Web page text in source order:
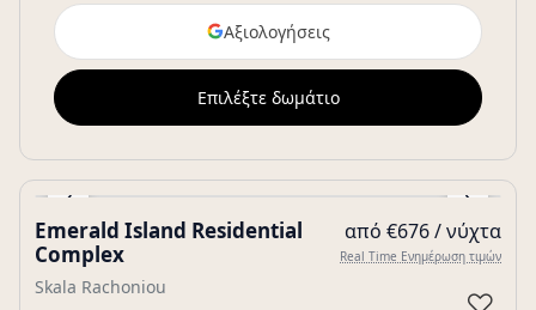
Αξιολογήσεις
Επιλέξτε δωμάτιο
‹ ›
Gallery
Emerald Island Residential
Complex
Skala Rachoniou
από €676 / νύχτα
Real Time Ενημέρωση τιμών